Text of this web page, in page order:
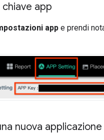
app
app e prendi
nuova applicazione